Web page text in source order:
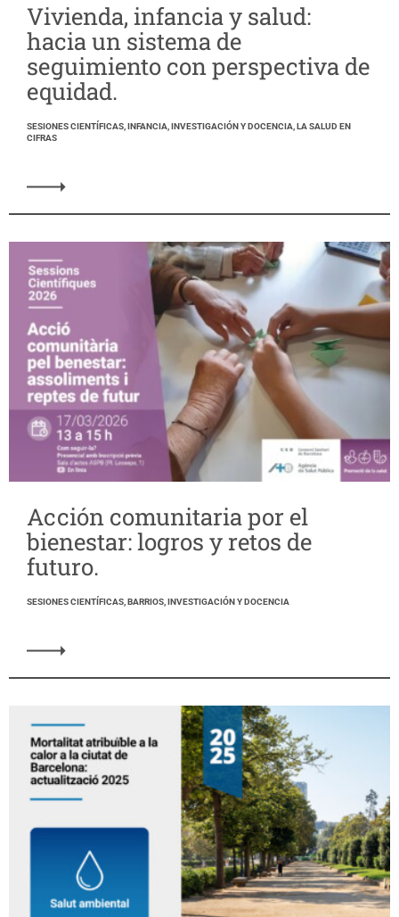
Vivienda, infancia y salud:
hacia un sistema de
seguimiento con perspectiva de
equidad.
SESIONES CIENTÍFICAS, INFANCIA, INVESTIGACIÓN Y DOCENCIA, LA SALUD EN
CIFRAS
Acción comunitaria por el
bienestar: logros y retos de
futuro.
SESIONES CIENTÍFICAS, BARRIOS, INVESTIGACIÓN Y DOCENCIA